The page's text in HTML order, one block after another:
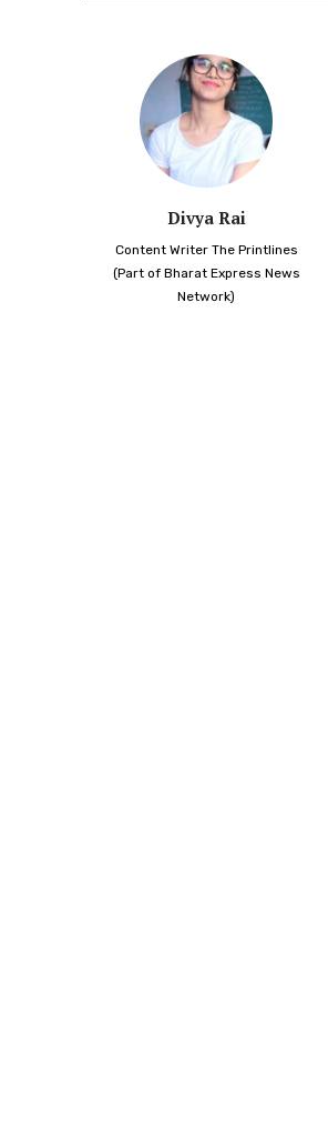
Divya Rai
Content Writer The Printlines
(Part of Bharat Express News
Network)